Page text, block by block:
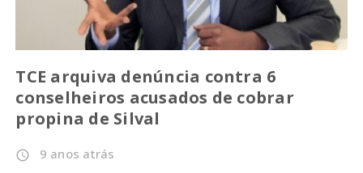
TCE arquiva denúncia contra 6
conselheiros acusados de cobrar
propina de Silval
access_time 9 anos atrás